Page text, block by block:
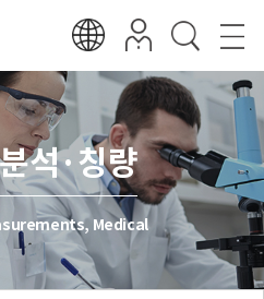
석·칭량
Medical